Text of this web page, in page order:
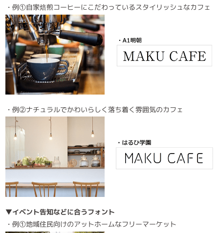
・例①自家焙煎コーヒーにこだわっているスタイリッシュなカフェ
・例②ナチュラルでかわいらしく落ち着く雰囲気のカフェ
▼イベント告知などに合うフォント
・例①地域住民向けのアットホームなフリーマーケット